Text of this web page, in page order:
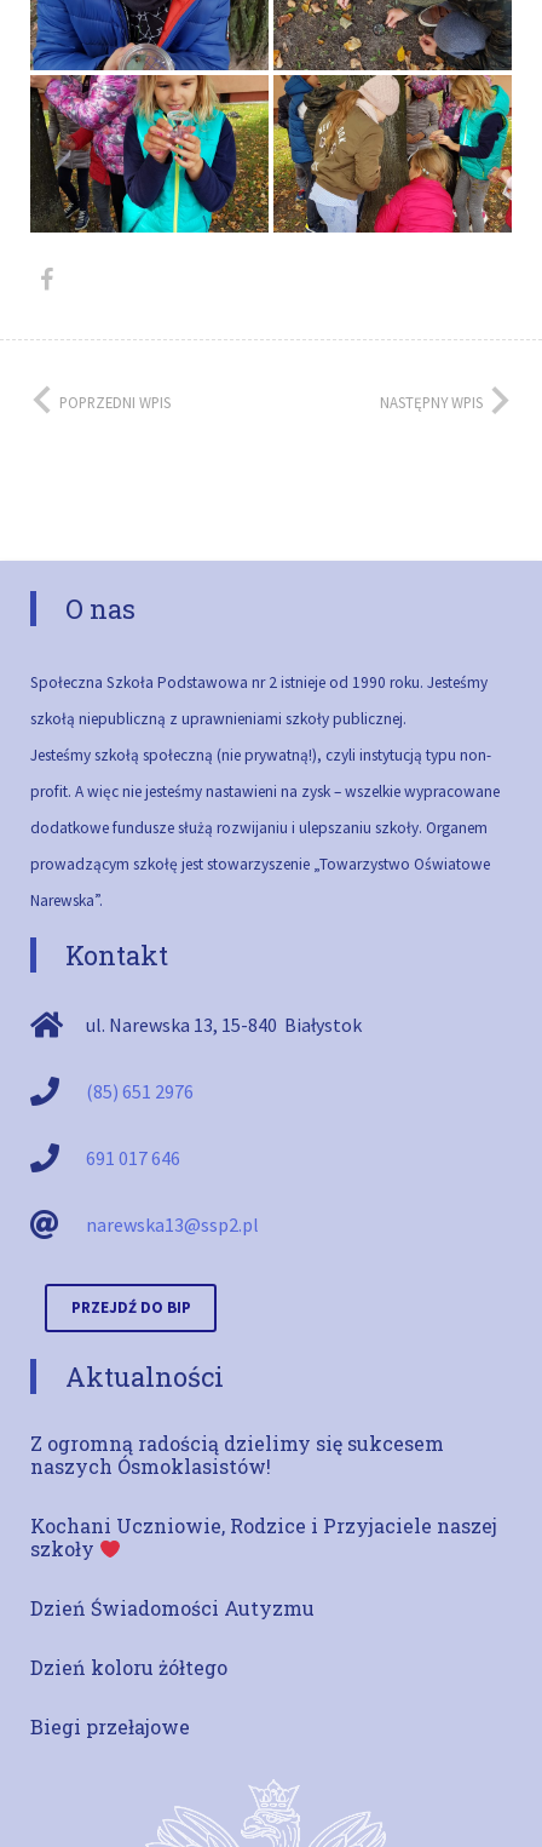
POPRZEDNI WPIS NASTĘPNY WPIS
O nas
Społeczna Szkoła Podstawowa nr 2 istnieje od 1990 roku. Jesteśmy
szkołą niepubliczną z uprawnieniami szkoły publicznej.
Jesteśmy szkołą społeczną (nie prywatną!), czyli instytucją typu non-
profit. A więc nie jesteśmy nastawieni na zysk – wszelkie wypracowane
dodatkowe fundusze służą rozwijaniu i ulepszaniu szkoły. Organem
prowadzącym szkołę jest stowarzyszenie „Towarzystwo Oświatowe
Narewska”.
Kontakt
ul. Narewska 13, 15-840 Białystok
(85) 651 2976
691 017 646
narewska13@ssp2.pl
PRZEJDŹ DO BIP
Aktualności
Z ogromną radością dzielimy się sukcesem
naszych Ósmoklasistów!
Kochani Uczniowie, Rodzice i Przyjaciele naszej
szkoły
Dzień Świadomości Autyzmu
Dzień koloru żółtego
Biegi przełajowe